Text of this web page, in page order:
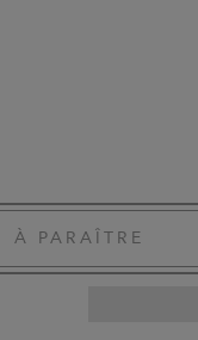
À PARAÎTRE